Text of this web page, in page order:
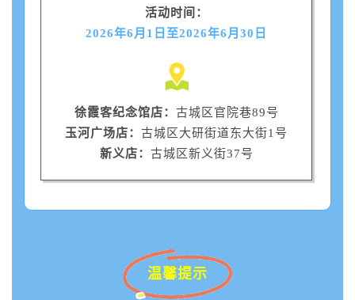
活动时间：
2026年6月1日至2026年6月30日
徐霞客纪念馆店： 古城区官院巷89号
玉河广场店： 古城区大研街道东大街1号
新义店： 古城区新义街37号
温馨提示